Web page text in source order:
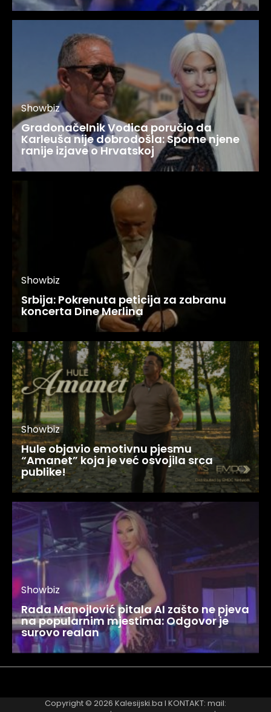
Showbiz
Gradonačelnik Vodica poručio da
Karleuša nije dobrodošla: Sporne njene
ranije izjave o Hrvatskoj
Showbiz
Srbija: Pokrenuta peticija za zabranu
koncerta Dine Merlina
Showbiz
Hule objavio emotivnu pjesmu
“Amanet” koja je već osvojila srca
publike!
Showbiz
Rada Manojlović pitala AI zašto ne pjeva
na popularnim mjestima: Odgovor je
surovo realan
Copyright © 2026 Kalesijski.ba I KONTAKT: mail: